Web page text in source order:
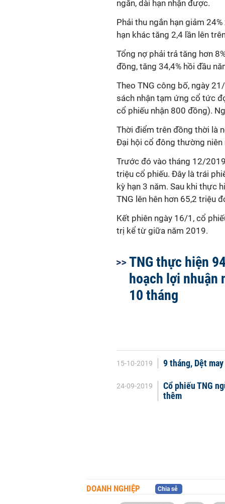
ngắn, dài hạn nhận được.
Phải thu ngắn hạn giảm
hạn khác tăng 2,4 lần lên
Tổng nợ phải trả tăng hơn
đồng, tăng 34,4% hồi đầu
Theo TNG công bố, ngày
sách nhận tạm ứng cổ tức
cổ phiếu nhận 800 đồng).
Thời điểm trên đồng thời là
Đại hội cổ đông thường
Trước đó vào tháng 12/
triệu cổ phiếu. Đây là trái
kỳ hạn 3 năm. Sau khi thực
TNG lên hên hơn 65,2 triệu
Kết phiên ngày 16/1, cổ
trị kể từ giữa năm 2019.
TNG thực hiện
hoạch lợi nhuận
10 tháng
15-10-2019 9 tháng, Dệt
24-09-2019
Cổ phiếu TNG
thêm
DOANH NGHIỆP Chia sẻ